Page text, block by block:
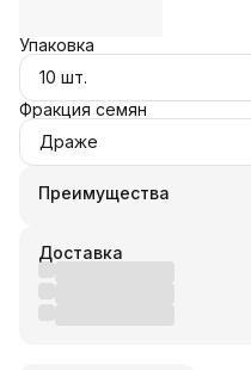
Упаковка
10 шт.
Фракция семян
Драже
Преимущества
Оплата частями в Сплит
Удобный возврат
Доставка